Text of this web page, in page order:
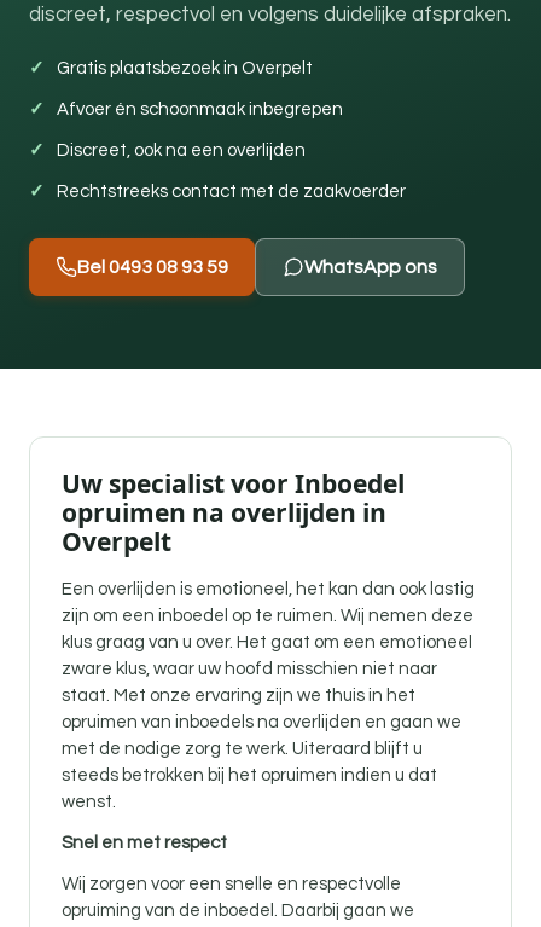
discreet, respectvol en volgens duidelijke afspraken.
Gratis plaatsbezoek in Overpelt
Afvoer én schoonmaak inbegrepen
Discreet, ook na een overlijden
Rechtstreeks contact met de zaakvoerder
Bel 0493 08 93 59 WhatsApp ons
Uw specialist voor Inboedel
opruimen na overlijden in
Overpelt
Een overlijden is emotioneel, het kan dan ook lastig
zijn om een inboedel op te ruimen. Wij nemen deze
klus graag van u over. Het gaat om een emotioneel
zware klus, waar uw hoofd misschien niet naar
staat. Met onze ervaring zijn we thuis in het
opruimen van inboedels na overlijden en gaan we
met de nodige zorg te werk. Uiteraard blijft u
steeds betrokken bij het opruimen indien u dat
wenst.
Snel en met respect
Wij zorgen voor een snelle en respectvolle
opruiming van de inboedel. Daarbij gaan we